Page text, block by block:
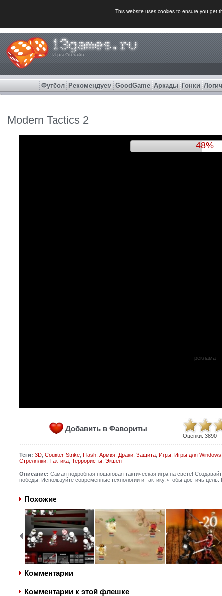
This website uses cookies to ensure you get
Игры Онлайн
Футбол Рекомендуем GoodGame Аркады Гонки
Modern Tactics 2
51%
реклама
Добавить в Фавориты
Оценки: 3890
Теги: 3D, Counter-Strike, Flash, Армия, Драки, Защита, Игры, Игры для Windows
Стрелялки, Тактика, Террористы, Экшен
Описание: Самая подробная пошаговая тактическая игра на свете!
победы. Используйте современные технологии и тактику, чтобы достичь
Похожие
Комментарии
Комментарии к этой флешке